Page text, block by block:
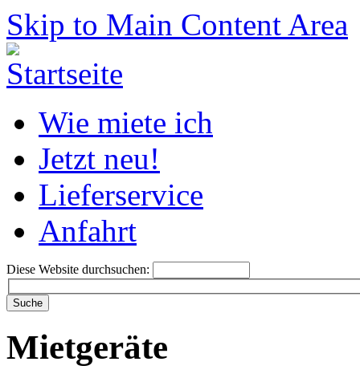
Skip to Main Content Area
Wie miete ich
Jetzt neu!
Lieferservice
Anfahrt
Diese Website durchsuchen:
Mietgeräte